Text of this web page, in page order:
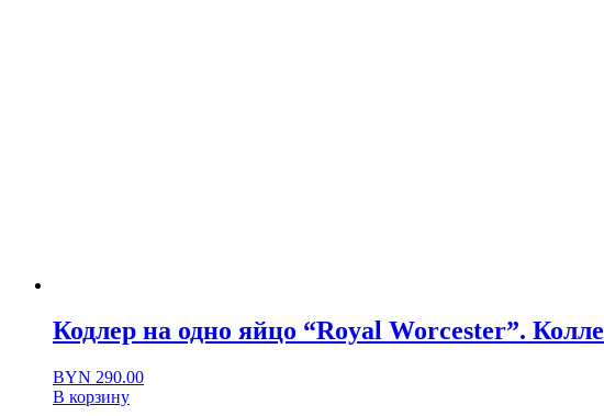
Кодлер на одно яйцо “Royal Worcester”.
BYN 290.00
В корзину